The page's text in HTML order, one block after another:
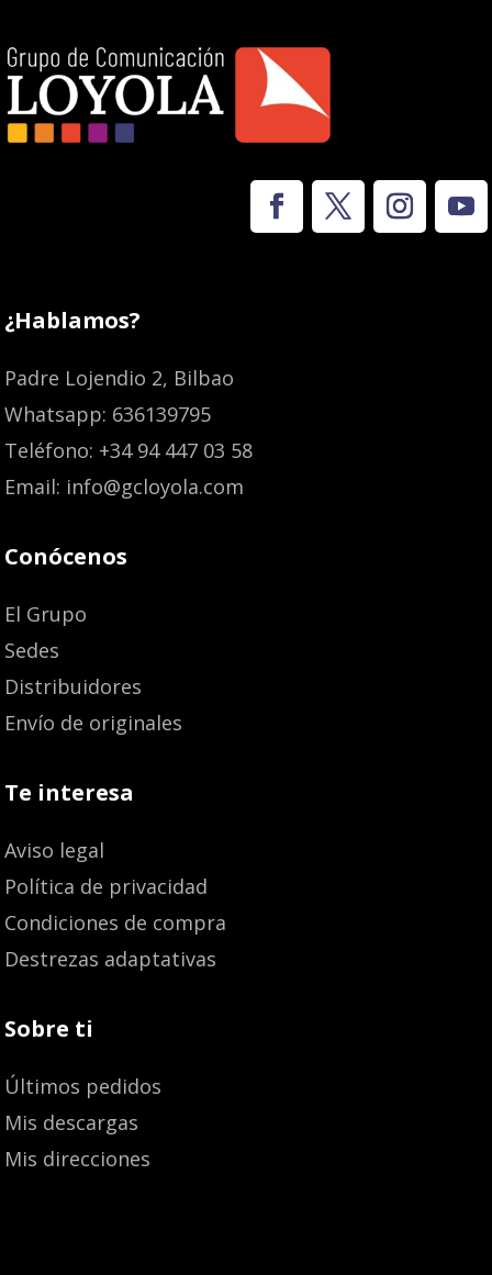
¿Hablamos?
Padre Lojendio 2, Bilbao
Whatsapp: 636139795
Teléfono: +34 94 447 03 58
Email: info@gcloyola.com
Conócenos
El Grupo
Sedes
Distribuidores
Envío de originales
Te interesa
Aviso legal
Política de privacidad
Condiciones de compra
Destrezas adaptativas
Sobre ti
Últimos pedidos
Mis descargas
Mis direcciones